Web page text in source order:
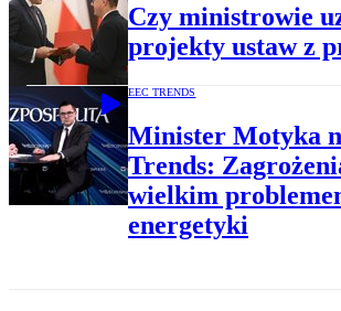
Czy ministrowie
projekty ustaw z
EEC TRENDS
Minister Motyka
Trends:
wielkim
energetyki